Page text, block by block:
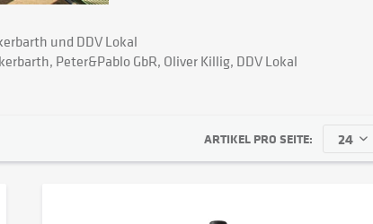
und DDV Lokal
Peter&Pablo GbR, Oliver Killig, DDV Lokal
ARTIKEL PRO SEITE: